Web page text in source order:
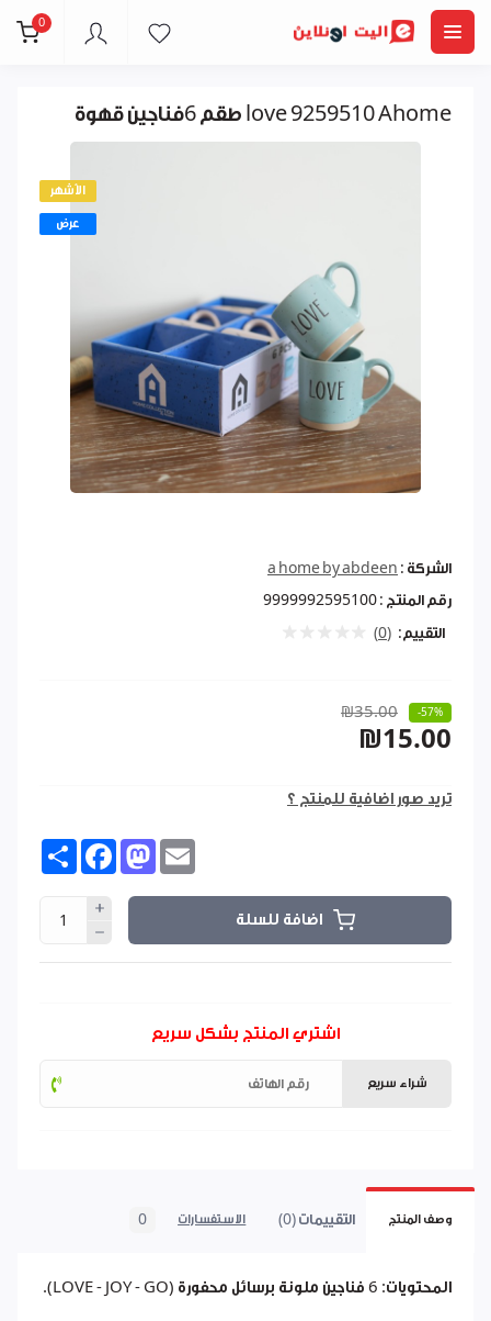
0
طقم 6فناجين قهوة love 9259510 Ahome
الأشهر
عرض
الشركة : a home by abdeen
رقم المنتج : 9999992595100
التقييم: (0)
₪35.00 -57%
₪15.00
تريد صور اضافية للمنتج ؟
Share FacebookMastodon
اضافة للسلة
اشتري المنتج بشكل سريع
شراء سريع
وصف المنتج التقييمات (0) الاستفسارات 0
المحتويات: 6 فناجين ملونة برسائل محفورة (LOVE - JOY - GO).